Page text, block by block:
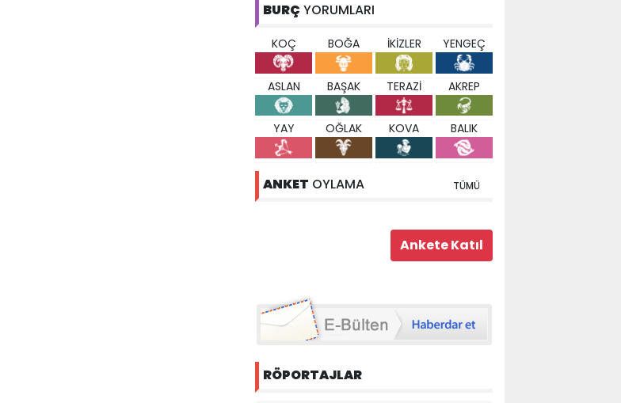
BURÇ YORUMLARI
KOÇ BOĞA İKİZLER YENGEÇ
ASLAN BAŞAK TERAZİ AKREP
YAY OĞLAK KOVA BALIK
ANKET OYLAMA TÜMÜ
RÖPORTAJLAR